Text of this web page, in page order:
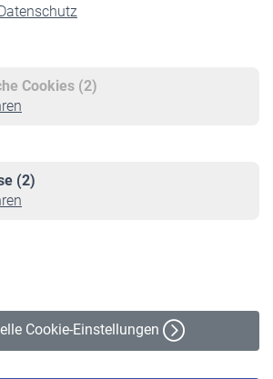
Cookies (2)
(2)
Cookie-Einstellungen